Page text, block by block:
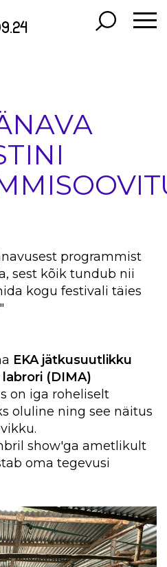
programmist
sest kõik tundub nii
kogu festivali täies
EKA jätkusuutlikku
(DIMA)
on iga roheliselt
oluline ning see näitus
show'ga ametlikult
oma tegevusi